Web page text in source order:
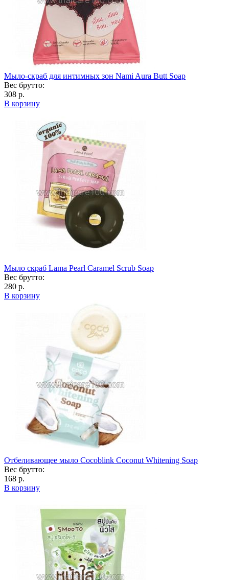
Мыло-скраб для интимных зон Nami Aura Butt Soap
Вес брутто:
308 р.
В корзину
Мыло скраб Lama Pearl Caramel Scrub Soap
Вес брутто:
280 р.
В корзину
Отбеливающее мыло Cocoblink Coconut Whitening Soap
Вес брутто:
168 р.
В корзину